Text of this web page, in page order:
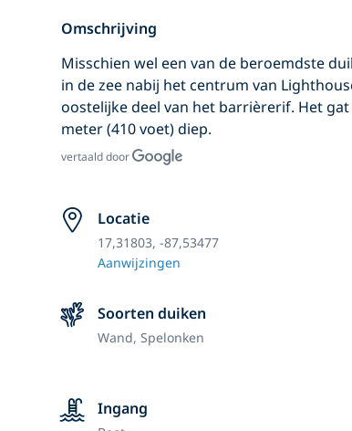
Omschrijving
Misschien wel een van de beroemdste
in de zee nabij het centrum van
oostelijke deel van het barrièrerif. Het
meter (410 voet) diep.
vertaald door
Locatie
17,31803, -87,53477
Aanwijzingen
Soorten duiken
Wand, Spelonken
Ingang